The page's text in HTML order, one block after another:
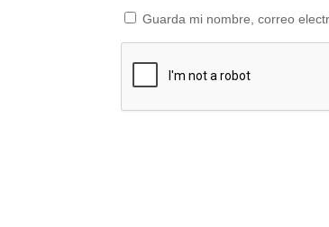
Guarda mi nombre, correo